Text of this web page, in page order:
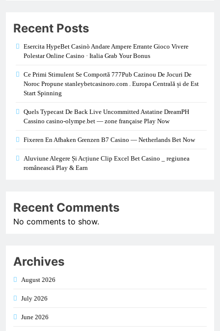
Recent Posts
Esercita HypeBet Casinò Andare Ampere Errante Gioco Vivere
Polestar Online Casino · Italia Grab Your Bonus
Ce Primi Stimulent Se Comportă 777Pub Cazinou De Jocuri De
Noroc Propune stanleybetcasinoro.com . Europa Centrală și de Est
Start Spinning
Quels Typecast De Back Live Uncommitted Astatine DreamPH
Cassino casino-olympe.bet — zone française Play Now
Fixeren En Afhaken Grenzen B7 Casino — Netherlands Bet Now
Aluviune Alegere Și Acțiune Clip Excel Bet Casino _ regiunea
românească Play & Earn
Recent Comments
No comments to show.
Archives
August 2026
July 2026
June 2026